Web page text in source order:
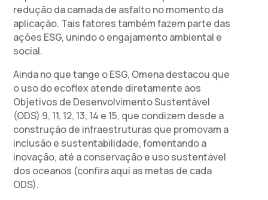
redução da camada de asfalto no momento da
aplicação. Tais fatores também fazem parte das
ações ESG, unindo o engajamento ambiental e
social.
Ainda no que tange o ESG, Omena destacou que
o uso do ecoflex atende diretamente aos
Objetivos de Desenvolvimento Sustentável
(ODS) 9, 11, 12, 13, 14 e 15, que condizem desde a
construção de infraestruturas que promovam a
inclusão e sustentabilidade, fomentando a
inovação, até a conservação e uso sustentável
dos oceanos (confira aqui as metas de cada
ODS).